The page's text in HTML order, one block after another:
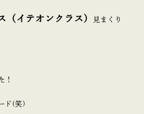
（イテオンクラス）
見まくり
！
ド(笑)